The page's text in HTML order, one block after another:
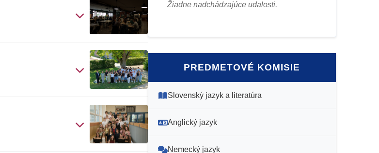
Žiadne nadchádzajúce udalosti.
PREDMETOVÉ KOMISIE
Slovenský jazyk a literatúra
Anglický jazyk
Nemecký jazyk